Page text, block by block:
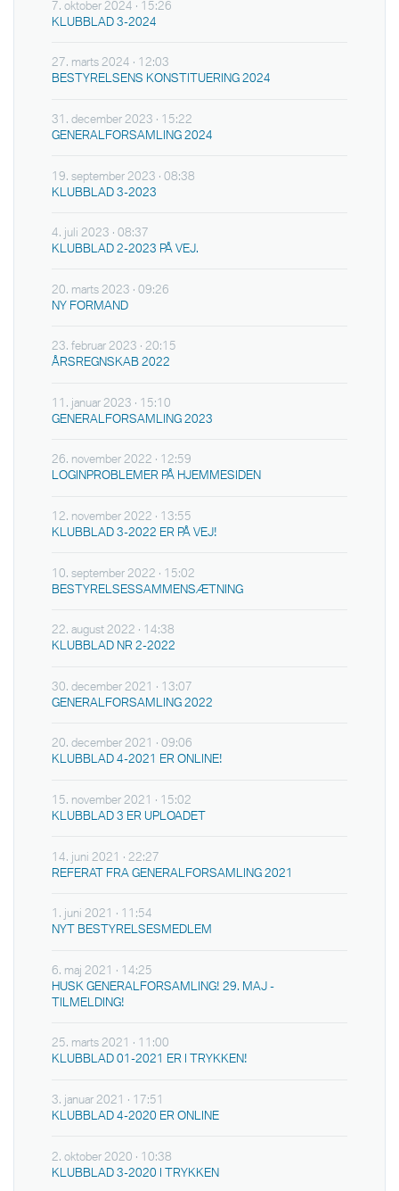
7. oktober 2024 · 15:26
KLUBBLAD 3-2024
27. marts 2024 · 12:03
BESTYRELSENS KONSTITUERING 2024
31. december 2023 · 15:22
GENERALFORSAMLING 2024
19. september 2023 · 08:38
KLUBBLAD 3-2023
4. juli 2023 · 08:37
KLUBBLAD 2-2023 PÅ VEJ.
20. marts 2023 · 09:26
NY FORMAND
23. februar 2023 · 20:15
ÅRSREGNSKAB 2022
11. januar 2023 · 15:10
GENERALFORSAMLING 2023
26. november 2022 · 12:59
LOGINPROBLEMER PÅ HJEMMESIDEN
12. november 2022 · 13:55
KLUBBLAD 3-2022 ER PÅ VEJ!
10. september 2022 · 15:02
BESTYRELSESSAMMENSÆTNING
22. august 2022 · 14:38
KLUBBLAD NR 2-2022
30. december 2021 · 13:07
GENERALFORSAMLING 2022
20. december 2021 · 09:06
KLUBBLAD 4-2021 ER ONLINE!
15. november 2021 · 15:02
KLUBBLAD 3 ER UPLOADET
14. juni 2021 · 22:27
REFERAT FRA GENERALFORSAMLING 2021
1. juni 2021 · 11:54
NYT BESTYRELSESMEDLEM
6. maj 2021 · 14:25
HUSK GENERALFORSAMLING! 29. MAJ -
TILMELDING!
25. marts 2021 · 11:00
KLUBBLAD 01-2021 ER I TRYKKEN!
3. januar 2021 · 17:51
KLUBBLAD 4-2020 ER ONLINE
2. oktober 2020 · 10:38
KLUBBLAD 3-2020 I TRYKKEN